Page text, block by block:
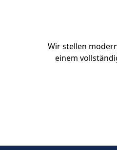
Wir stellen
einem